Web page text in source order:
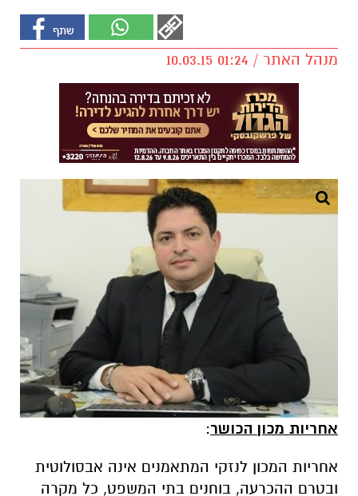
מנהל האתר / 01:24 10.03.15
אחריות מכון הכושר:
אחריות המכון לנזקי המתאמנים אינה אבסולוטית
ובטרם ההכרעה, בוחנים בתי המשפט, כל מקרה